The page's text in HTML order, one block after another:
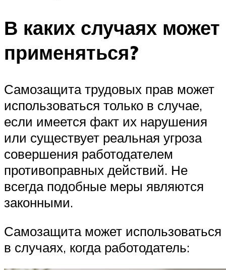
В каких случаях может
применяться?
Самозащита трудовых прав может
использоваться только в случае,
если имеется факт их нарушения
или существует реальная угроза
совершения работодателем
противоправных действий. Не
всегда подобные меры являются
законными.
Самозащита может использоваться
в случаях, когда работодатель: